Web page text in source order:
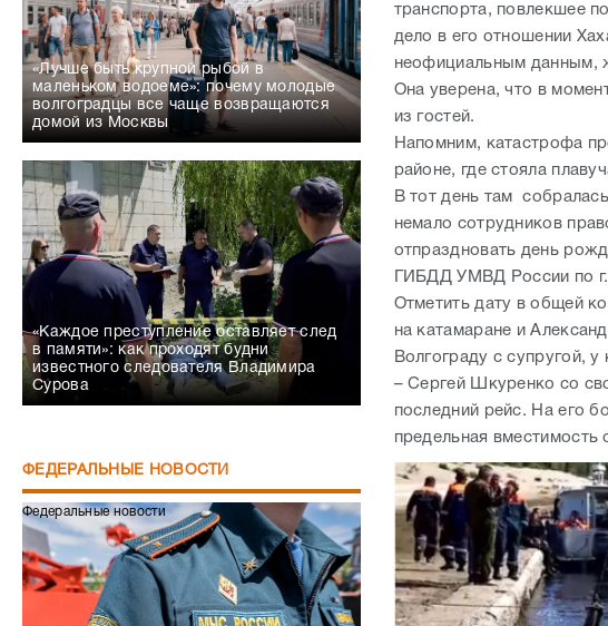
«Каждое преступление оставляет след
в памяти»: как проходят будни
известного следователя Владимира
Сурова
ФЕДЕРАЛЬНЫЕ НОВОСТИ
Федеральные новости